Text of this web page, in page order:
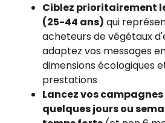
Ciblez prioritairement
(25-44 ans) qui
acheteurs de végétaux
adaptez vos messages
dimensions écologiques
prestations
Lancez vos
quelques jours ou